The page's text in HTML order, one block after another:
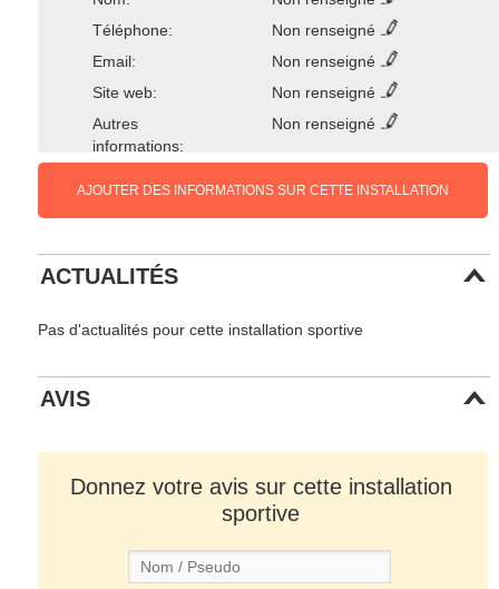
Téléphone:
Non renseigné
Email:
Non renseigné
Site web:
Non renseigné
Autres
informations:
Non renseigné
AJOUTER DES INFORMATIONS SUR CETTE INSTALLATION
ACTUALITÉS
Pas d'actualités pour cette installation sportive
AVIS
Donnez votre avis sur cette installation
sportive